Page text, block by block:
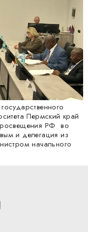
Пермский край
РФ во
и делегация из
начального